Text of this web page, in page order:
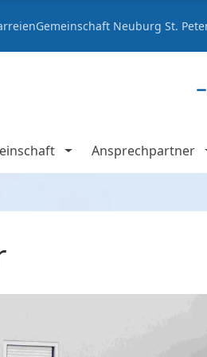
Neuburg St.
Ansprechpartner